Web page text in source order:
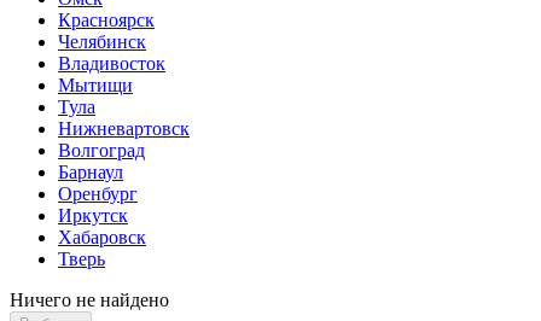
Красноярск
Челябинск
Владивосток
Мытищи
Тула
Нижневартовск
Волгоград
Барнаул
Оренбург
Иркутск
Хабаровск
Тверь
Ничего не найдено